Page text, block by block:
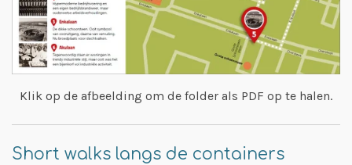
Klik op de afbeelding om de folder als PDF op te halen.
Short walks langs de containers